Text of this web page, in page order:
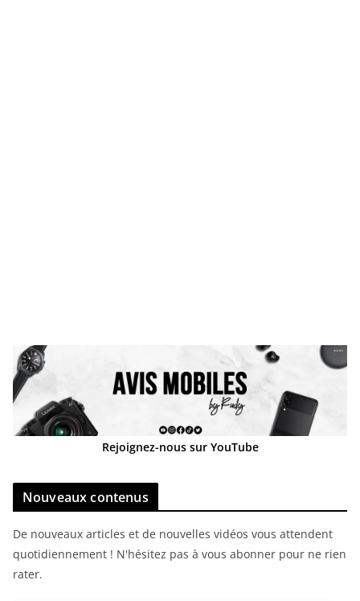
Rejoignez-nous sur YouTube
Nouveaux contenus
De nouveaux articles et de nouvelles vidéos vous attendent
quotidiennement ! N'hésitez pas à vous abonner pour ne rien
rater.